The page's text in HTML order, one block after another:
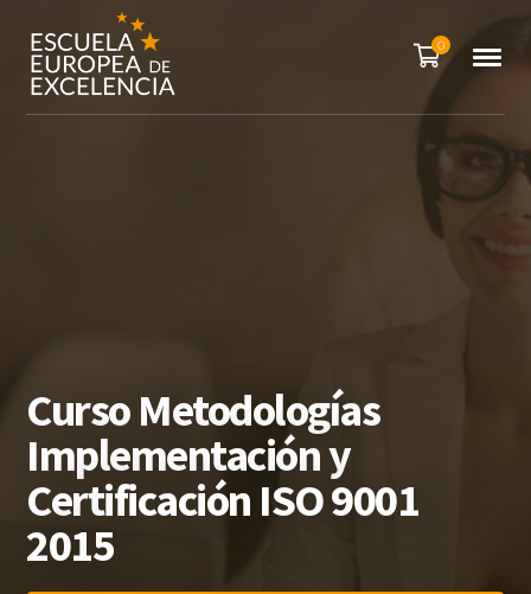
0
Curso Metodologías
Implementación y
Certificación ISO 9001
2015